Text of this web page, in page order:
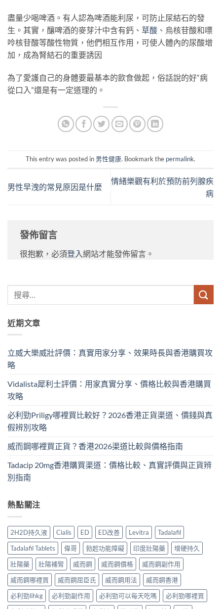
盡量少喝啤酒。有人認為啤酒能利尿，可防止尿結石的發
生。其實，釀啤酒的麥芽汁中含有鈣、 草酸 、烏核苷酸和嘌
呤核苷酸等酸性物質，他們相互作用，可使人體內的尿酸增
加，成為腎結石的重要誘因
為了愛護自己的身體要最基本的飲食做起，俗話說的好“病
從口入”還是有一定道理的。
This entry was posted in 男性健康. Bookmark the permalink.
男性早洩的常見原因是什麼
情緒樂觀有利於預防前列腺疾
病
發佈留言
很抱歉，必須登入 網站才能發佈留言。
近期文章
立威大樂威壯評價：真實用家分享、效果時長與香港購買攻
略
Vidalista犀利士評價：用家真實分享、價格比較與香港購買
攻略
必利勁Priligy哪裡買比較好？2026香港正貨渠道、價錢與真
假辨別攻略
威而鋼哪裡買正貨？香港2026渠道比較與價格指南
Tadacip 20mg香港購買渠道：價格比較、真實評價與正貨辨
別指南
熱點關注
2H2D持久液 Cialis ED ED改善 Levitra
Tadalafil
Tadalafil Tablets
偉哥 勃起功能障礙 印度壯陽藥
增硬持久
壯陽藥
壯陽補腎 威而鋼 威而鋼價格
威而鋼副作用
威而鋼哪裡買
威而鋼屈臣氏 威而鋼用法
威而鋼香港
必利勁lihkg
必利勁副作用 必利勁可以每天吃嗎
必利勁哪裡買